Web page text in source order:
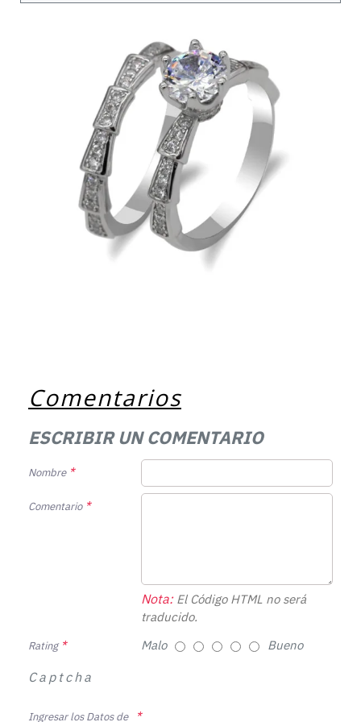
Comentarios
ESCRIBIR UN COMENTARIO
Nombre
Comentario
Nota:El Código HTML no será
traducido.
Rating Malo Bueno
Captcha
Ingresar los Datos de